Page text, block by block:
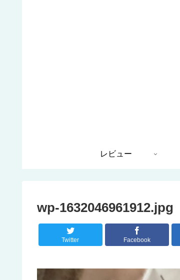
レビュー
wp-1632046961912.jpg
Twitter Facebook